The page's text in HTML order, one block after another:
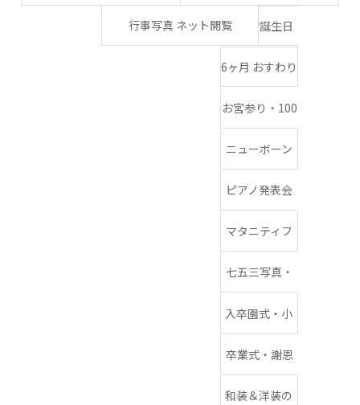
１歳お誕生日
6ヶ月 おすわり
の頃（ハーフ
バースデー）
お宮参り・100
日（お食い初
め）
ニューボーン
フォト
ピアノ発表会
など
マタニティフ
ォト
七五三写真・
1/2成人式
入卒園式・小
学校入学式
卒業式・謝恩
会（中学・高
和装＆洋装の
行事写真 ネット閲覧